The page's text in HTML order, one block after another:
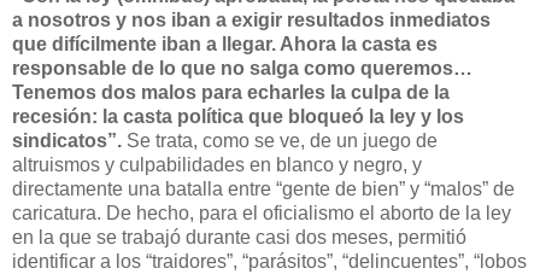
a nosotros y nos iban a exigir resultados inmediatos
que difícilmente iban a llegar. Ahora la casta es
responsable de lo que no salga como queremos…
Tenemos dos malos para echarles la culpa de la
recesión: la casta política que bloqueó la ley y los
sindicatos”. Se trata, como se ve, de un juego de
altruismos y culpabilidades en blanco y negro, y
directamente una batalla entre “gente de bien” y “malos” de
caricatura. De hecho, para el oficialismo el aborto de la ley
en la que se trabajó durante casi dos meses, permitió
identificar a los “traidores”, “parásitos”, “delincuentes”, “lobos